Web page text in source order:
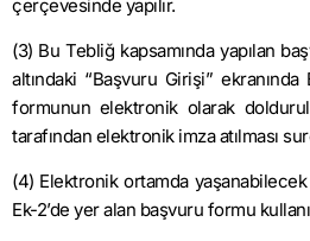
çerçevesinde yapılır.
(3) Bu Tebliğ kapsamında yapılan
altındaki “Başvuru Girişi”
formunun elektronik olarak
tarafından elektronik imza atılması
(4) Elektronik ortamda yaşanabilecek
Ek-2’de yer alan başvuru formu